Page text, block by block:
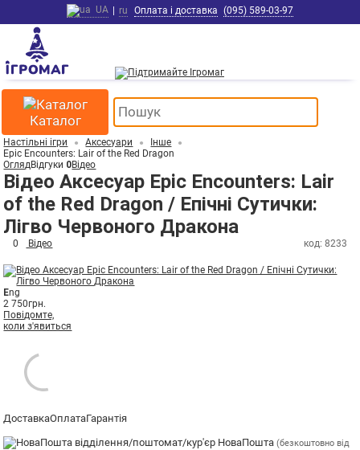
UA | ru Оплата і доставка (095) 589-03-97
Каталог
Настільні ігри Аксесуари
Інше
Epic Encounters: Lair of the Red Dragon
ОглядВідгуки 0Відео
Відео Аксесуар Epic Encounters: Lair
of the Red Dragon / Епічні Сутички:
Лігво Червоного Дракона
0 Відео код: 8233
Eng
2 750грн.
Повідомте,
коли з'явиться
ДоставкаОплатаГарантія
відділення/поштомат/кур'єр НоваПошта(безкоштовно від